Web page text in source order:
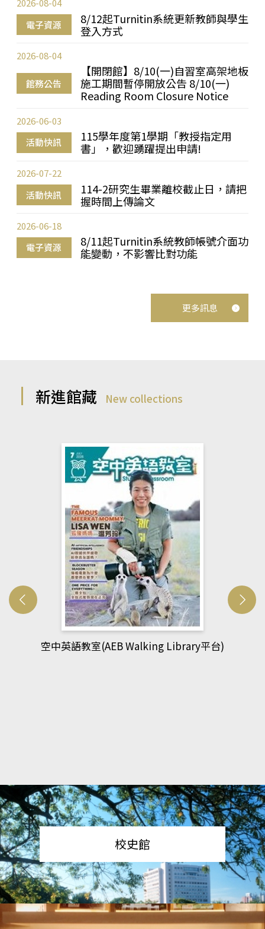
電子資源
8/12起Turnitin系統更新教師與學生
登入方式
2026-08-04
館務公告
【開閉館】8/10(一)自習室高架地板
施工期間暫停開放公告 8/10(一)
Reading Room Closure Notice
2026-08-04
活動快訊
115學年度第1學期「教授指定用
書」，歡迎踴躍提出申請!
2026-06-03
活動快訊
114-2研究生畢業離校截止日，請把
握時間上傳論文
2026-07-22
電子資源
8/11起Turnitin系統教師帳號介面功
能變動，不影響比對功能
2026-06-18
更多訊息
新進館藏 New collections
網管人(kono平台)
校史館